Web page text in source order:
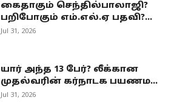
கைதாகும் செந்தில்பாலாஜி?
பறிபோகும் எம்.எல்.ஏ பதவி?...
Jul 31, 2026
யார் அந்த 13 பேர்? லீக்கான
முதல்வரின் கர்நாடக பயணம...
Jul 31, 2026